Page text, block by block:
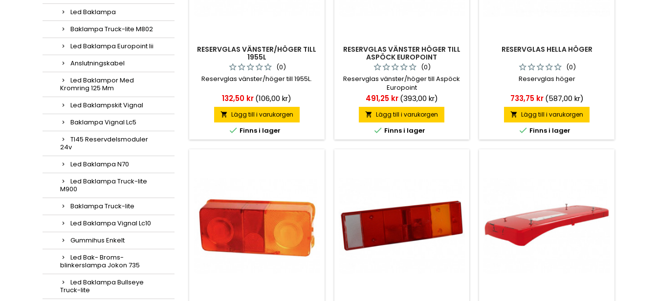
Led Baklampa
Baklampa Truck-lite M802
Led Baklampa Europoint Iii
Anslutningskabel
Led Baklampor Med
Kromring 125 Mm
Led Baklampskit Vignal
Baklampa Vignal Lc5
Tl45 Reservdelsmoduler
24v
Led Baklampa N70
Led Baklampa Truck-lite
M900
Baklampa Truck-lite
Led Baklampa Vignal Lc10
Gummihus Enkelt
Led Bak- Broms-
blinkerslampa Jokon 735
Led Baklampa Bullseye
Truck-lite
RESERVGLAS VÄNSTER/HÖGER TILL
1955L
(0)
Reservglas vänster/höger till 1955L.
Pris
132,50 kr(106,00 kr)
 Lägg till i varukorgen
 Finns i lager
RESERVGLAS VÄNSTER HÖGER TILL
ASPÖCK EUROPOINT
(0)
Reservglas vänster/höger till Aspöck
Europoint
Pris
491,25 kr(393,00 kr)
 Lägg till i varukorgen
 Finns i lager
RESERVGLAS HELLA HÖGER
(0)
Reservglas höger
Pris
733,75 kr (587,00 kr)
 Lägg till i varukorgen
 Finns i lager